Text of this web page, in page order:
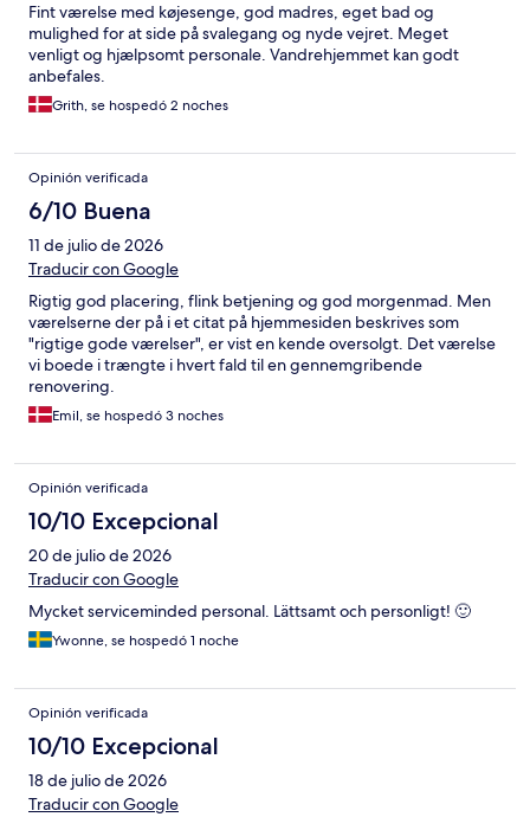
Fint værelse med køjesenge, god madres, eget bad og
mulighed for at side på svalegang og nyde vejret. Meget
venligt og hjælpsomt personale. Vandrehjemmet kan godt
anbefales.
Grith, se hospedó 2 noches
Opinión verificada
6/10 Buena
11 de julio de 2026
Traducir con Google
Rigtig god placering, flink betjening og god morgenmad. Men
værelserne der på i et citat på hjemmesiden beskrives som
"rigtige gode værelser", er vist en kende oversolgt. Det værelse
vi boede i trængte i hvert fald til en gennemgribende
renovering.
Emil, se hospedó 3 noches
Opinión verificada
10/10 Excepcional
20 de julio de 2026
Traducir con Google
Mycket serviceminded personal. Lättsamt och personligt! 🙂
Ywonne, se hospedó 1 noche
Opinión verificada
10/10 Excepcional
18 de julio de 2026
Traducir con Google